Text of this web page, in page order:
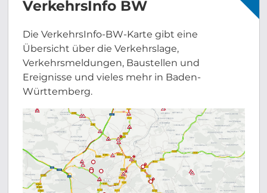
VerkehrsInfo BW
Die VerkehrsInfo-BW-Karte gibt eine
Übersicht über die Verkehrslage,
Verkehrsmeldungen, Baustellen und
Ereignisse und vieles mehr in Baden-
Württemberg.